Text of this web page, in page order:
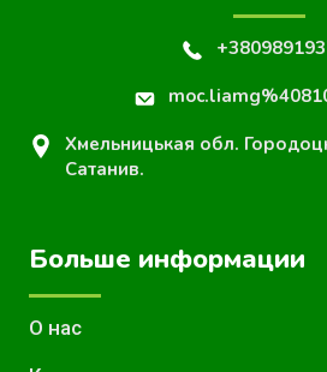
Хмельницькая обл.
Сатанив.
Больше информации
О нас